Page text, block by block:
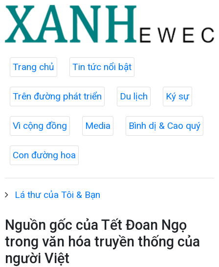
Trang chủ Tin tức nổi bật
Trên đường phát triển Du lịch Ký sự
Vì cộng đồng Media Bình dị & Cao quý
Con đường hoa
Lá thư của Tôi & Bạn
Nguồn gốc của Tết Đoan Ngọ
trong văn hóa truyền thống của
người Việt